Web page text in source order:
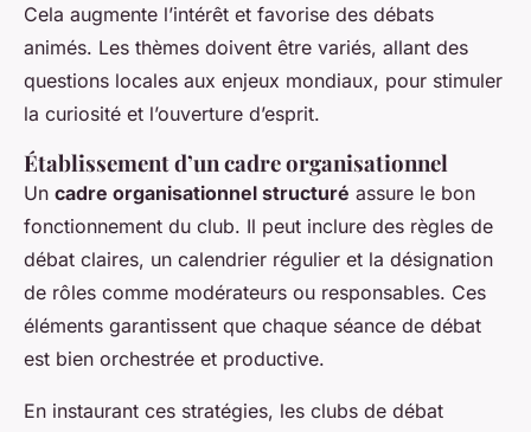
Cela augmente l’intérêt et favorise des débats
animés. Les thèmes doivent être variés, allant des
questions locales aux enjeux mondiaux, pour stimuler
la curiosité et l’ouverture d’esprit.
Établissement d’un cadre organisationnel
Un cadre organisationnel structuré assure le bon
fonctionnement du club. Il peut inclure des règles de
débat claires, un calendrier régulier et la désignation
de rôles comme modérateurs ou responsables. Ces
éléments garantissent que chaque séance de débat
est bien orchestrée et productive.
En instaurant ces stratégies, les clubs de débat